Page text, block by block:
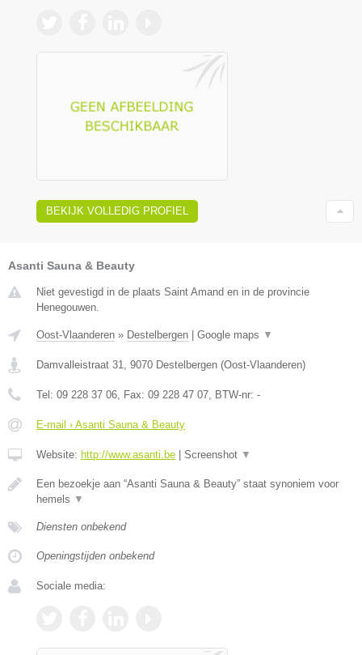
BEKIJK VOLLEDIG PROFIEL
Asanti Sauna & Beauty
Niet gevestigd in de plaats Saint Amand en in de provincie
Henegouwen.
Oost-Vlaanderen » Destelbergen | Google maps ▼
Damvalleistraat 31 9070 Destelbergen (Oost-Vlaanderen)
Tel: 09 228 37 06 , Fax: 09 228 47 07 , BTW-nr: -
E-mail › Asanti Sauna & Beauty
Website: http://www.asanti.be | Screenshot ▼
Een bezoekje aan “Asanti Sauna & Beauty” staat synoniem voor
hemels ▼
Diensten onbekend
Openingstijden onbekend
Sociale media: